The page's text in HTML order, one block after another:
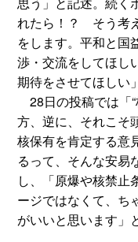
れたら！？ そう考
をします。平和と国
渉・交流をしてほし
期待をさせてほしい
28日の投稿では「
方、逆に、それこそ
核保有を肯定する意
るって、そんな安易
し、「原爆や核禁止
ージではなくて、ち
がいいと思います」